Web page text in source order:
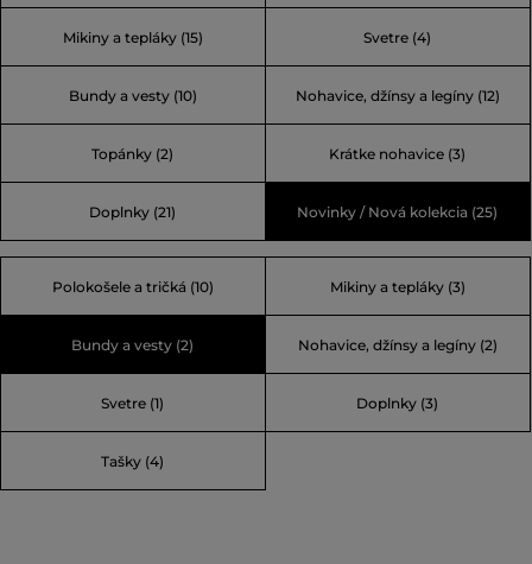
Mikiny a tepláky (15) Svetre (4)
Bundy a vesty (10) Nohavice, džínsy a legíny (12)
Topánky (2) Krátke nohavice (3)
Doplnky (21) Novinky / Nová kolekcia (25)
Polokošele a tričká (10) Mikiny a tepláky (3)
Bundy a vesty (2) Nohavice, džínsy a legíny (2)
Svetre (1) Doplnky (3)
Tašky (4)